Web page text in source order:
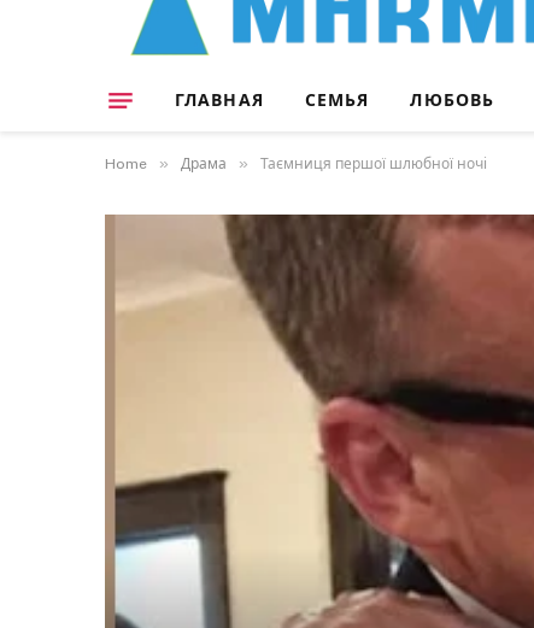
ГЛАВНАЯ СЕМЬЯ ЛЮБОВЬ
Home » Драма » Таємниця першої шлюбної ночі